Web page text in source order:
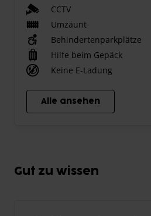
CCTV
Umzäunt
Behindertenparkplätze
Hilfe beim Gepäck
Keine E-Ladung
Alle ansehen
Gut zu wissen